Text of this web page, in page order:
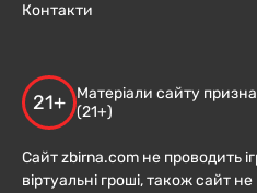
Контакти
21+
Матеріали сайту
(21+)
Сайт zbirna.com не проводить
віртуальні гроші, також сайт